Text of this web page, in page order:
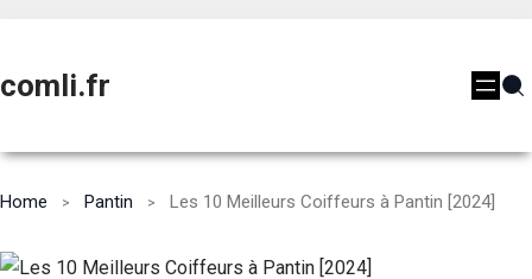
comli.fr
Home Pantin Les 10 Meilleurs Coiffeurs à Pantin [2024]